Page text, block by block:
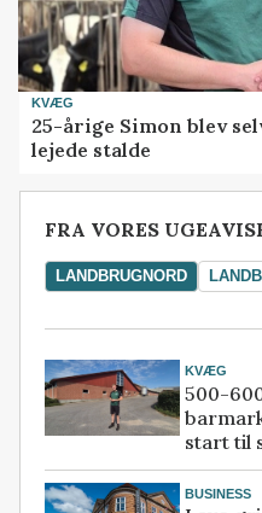
KVÆG
25-årige Simon blev
lejede stalde
FRA VORES
LANDBRUGNORD
KVÆG
500-
start til
BUSINESS